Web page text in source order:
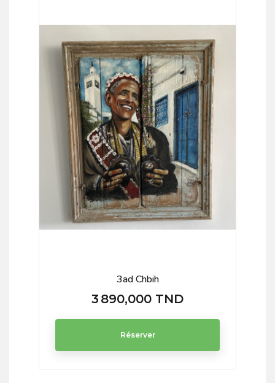
3ad Chbih
Prix
3 890,000 TND
Réserver